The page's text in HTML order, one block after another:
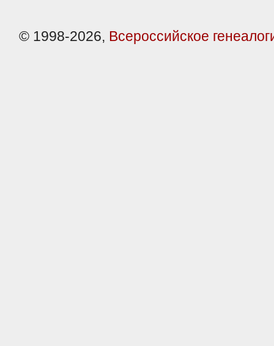
© 1998-2026, Всероссийское